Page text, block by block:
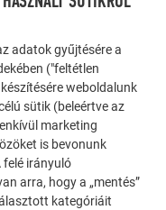
elem
adatok gyűjtésére a
("feltétlen
weboldalunk
sütik (beleértve az
marketing
is bevonunk
felé irányuló
arra, hogy a „mentés”
kategóriáit